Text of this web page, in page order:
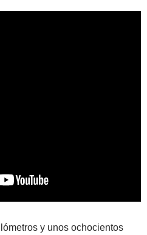
y unos ochocientos